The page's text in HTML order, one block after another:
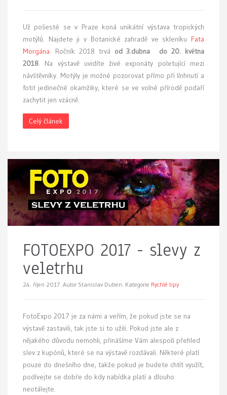
Už pošesté se v Praze koná unikátní výstava tropických
motýlů. Najdete ji v Botanické zahradě ve skleníku Fata
Morgána. Ročník 2018 trvá od 3.dubna do 20. května
2018. Na výstavě uvidíte živé exponáty poletující mezi
návštěvníky. Motýly je možné pozorovat přímo při línhnutí a
fotit jedinečné okamžiky, které se ve volné přírodě podaří
zachytit jen vzácně.
Celý článek
FOTOEXPO 2017 - slevy z
veletrhu
24. říjen 2017. Autor Stanislav Duben. Kategorie Rychlé tipy
FotoExpo 2017 je za námi a veřím, že pokud jste se na
výstavě zastavili, tak jste si to užili. Pokud jste ale z
nějakého důvodu nemohli, přinášíme Vám alespoň přehled
slev z kupónů, které se na výstavě rozdávali. Některé platí
pouze do dnešního dne, takže pokud je budete chtít využít,
podívejte se dobře do kdy nabídka platí a dlouho
neotálejte.